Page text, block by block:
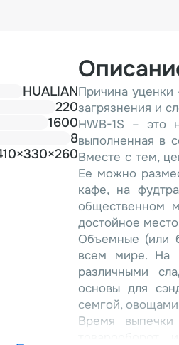
HUALIAN
220
1600
8
Причина уценки
загрязнения и
HWB-1S – это
выполненная в
Вместе с тем,
Ее можно
кафе, на
общественном
достойное
Объемные (или
всем мире. На
различными
основы для
семгой, овощами
Время